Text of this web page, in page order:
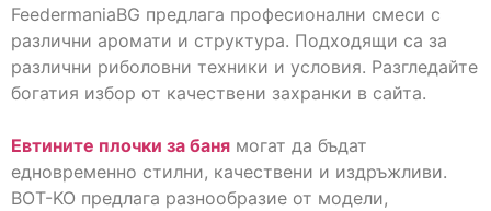
FeedermaniaBG предлага професионални смеси с
различни аромати и структура. Подходящи са за
различни риболовни техники и условия. Разгледайте
богатия избор от качествени захранки в сайта.
Евтините плочки за баня могат да бъдат
едновременно стилни, качествени и издръжливи.
BOT-KO предлага разнообразие от модели,